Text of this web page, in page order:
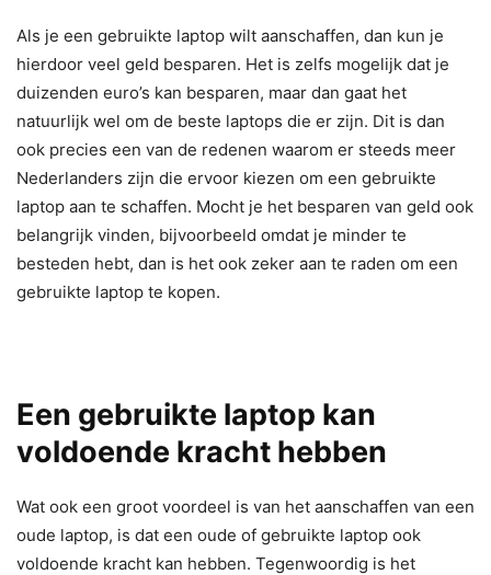
Als je een gebruikte laptop wilt aanschaffen, dan kun je
hierdoor veel geld besparen. Het is zelfs mogelijk dat je
duizenden euro’s kan besparen, maar dan gaat het
natuurlijk wel om de beste laptops die er zijn. Dit is dan
ook precies een van de redenen waarom er steeds meer
Nederlanders zijn die ervoor kiezen om een gebruikte
laptop aan te schaffen. Mocht je het besparen van geld ook
belangrijk vinden, bijvoorbeeld omdat je minder te
besteden hebt, dan is het ook zeker aan te raden om een
gebruikte laptop te kopen.
Een gebruikte laptop kan
voldoende kracht hebben
Wat ook een groot voordeel is van het aanschaffen van een
oude laptop, is dat een oude of gebruikte laptop ook
voldoende kracht kan hebben. Tegenwoordig is het